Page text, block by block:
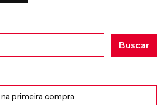
na primeira compra